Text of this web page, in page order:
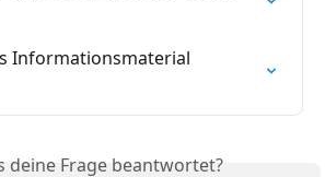
Informationsmaterial
deine Frage beantwortet?